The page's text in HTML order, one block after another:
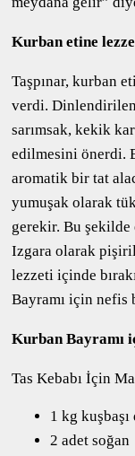
Kurban etine
Taşpınar, kurban
verdi.
sarımsak, kekik
edilmesini önerdi.
aromatik bir tat
yumuşak olarak
gerekir. Bu şekilde
Izgara olarak
lezzeti içinde
Bayramı için nefis
Kurban Bayramı
Tas Kebabı İçin
1 kg
2 adet soğan